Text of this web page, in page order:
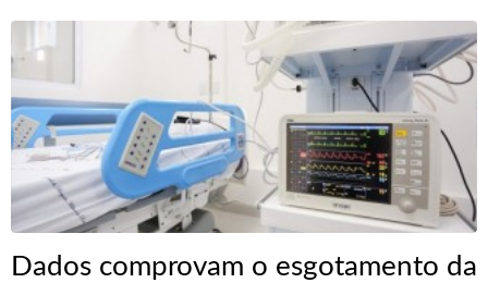
Dados comprovam o esgotamento da